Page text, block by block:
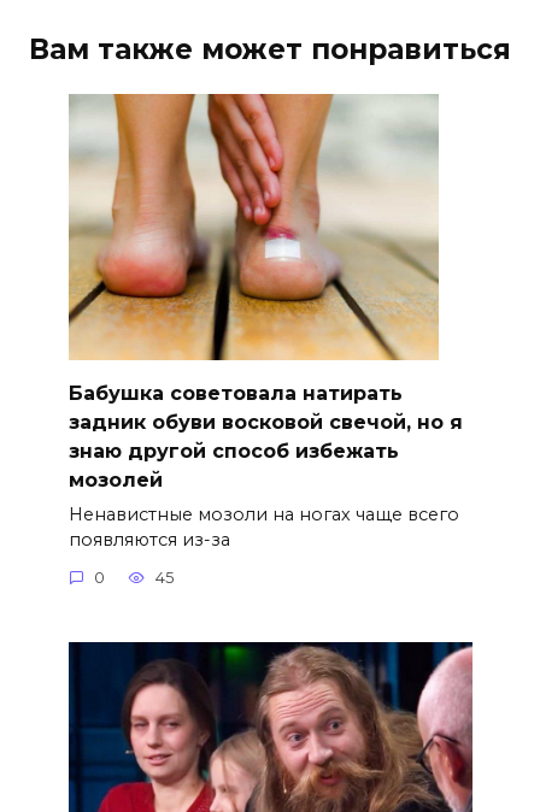
Вам также может понравиться
Бабушка советовала натирать
задник обуви восковой свечой, но я
знаю другой способ избежать
мозолей
Ненавистные мозоли на ногах чаще всего
появляются из-за
0 45